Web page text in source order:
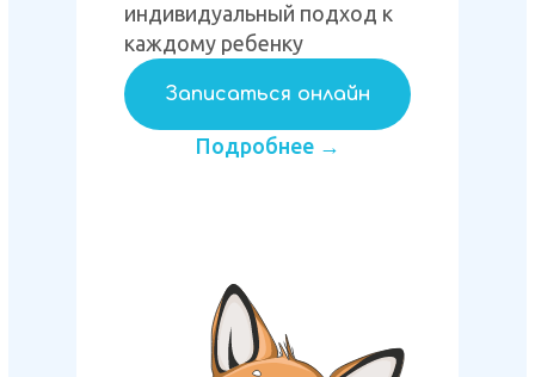
Записаться онлайн
Подробнее →
индивидуальный подход к
каждому ребенку